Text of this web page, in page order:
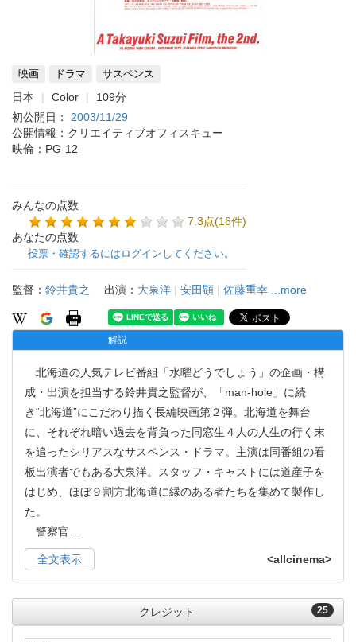
映画 ドラマ サスペンス
日本 Color
109分
初公開日： 2003/11/29
公開情報：クリエイティブオフィスキュー
映倫：PG-12
みんなの点数
7.3点(16件)
あなたの点数
投票・確認するにはログインしてください。
監督： 鈴井貴之 出演： 大泉洋 | 安田顕 | 佐藤重幸 ...more
解説
北海道の人気テレビ番組「水曜どうでしょう」の企画・構
成・出演を担当する鈴井貴之監督が、「man-hole」に続
き“北海道”にこだわり描く長編映画第２弾。北海道を舞台
に、それぞれ暗い過去を背負った同窓生４人の人生の行く末
を追ったシリアスなサスペンス・ドラマ。主演は同番組の看
板出演者でもある大泉洋。スタッフ・キャストには道産子を
はじめ、ほぼ９割方北海道に縁のある者たちを集めて製作し
た。
警察官
全文表示 <allcinema>
25
クレジット